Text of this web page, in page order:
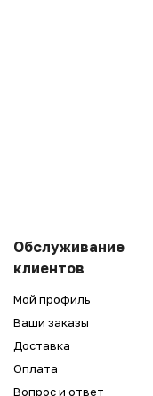
Обслуживание
клиентов
Мой профиль
Ваши заказы
Доставка
Оплата
Вопрос и ответ